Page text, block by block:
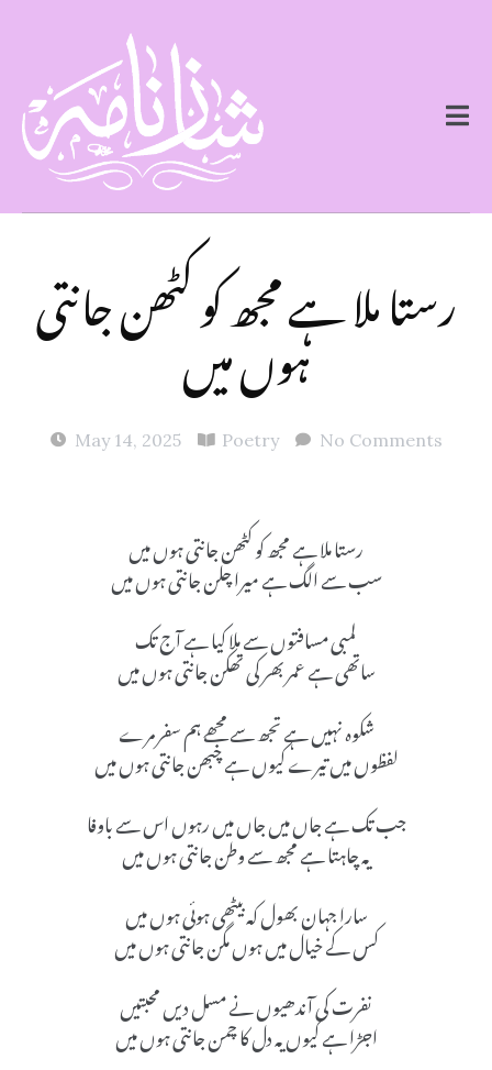
رستا ملا ہے مجھ کو کٹھن جانتی
ہوں میں
May 14, 2025 Poetry No Comments
رستا ملا ہے مجھ کو کٹھن جانتی ہوں میں
سب سے الگ ہے میرا چلن جانتی ہوں میں
لمبی مسافتوں سے ملا کیا ہے آج تک
ساتھی ہے عمر بھر کی تھکن جانتی ہوں میں
شکوہ نہیں ہے تجھ سے مجھے ہم سفر مرے
لفظوں میں تیرے کیوں ہے چبھن جانتی ہوں میں
جب تک ہے جاں میں جاں میں رہوں اس سے باوفا
یہ چاہتا ہے مجھ سے وطن جانتی ہوں میں
سارا جہان بھول کہ بیٹھی ہوئی ہوں میں
کس کے خیال میں ہوں مگن جانتی ہوں میں
نفرت کی آندھیوں نے مسل دیں محبتیں
اجڑا ہے کیوں یہ دل کا چمن جانتی ہوں میں